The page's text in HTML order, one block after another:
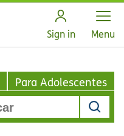
Sign in Open
Menu
Para Adolescentes